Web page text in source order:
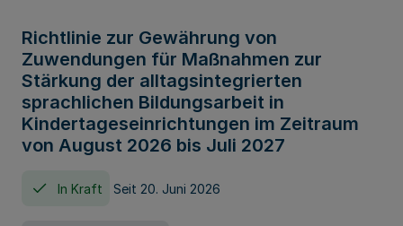
Richtlinie zur Gewährung von
Zuwendungen für Maßnahmen zur
Stärkung der alltagsintegrierten
sprachlichen Bildungsarbeit in
Kindertageseinrichtungen im Zeitraum
von August 2026 bis Juli 2027
In Kraft Seit 20. Juni 2026